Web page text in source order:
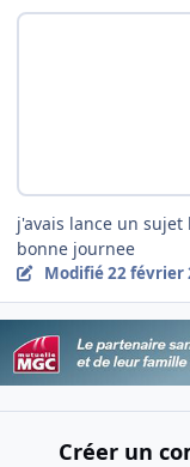
j'avais lance un
bonne journee
Modifié22 février
Créer un